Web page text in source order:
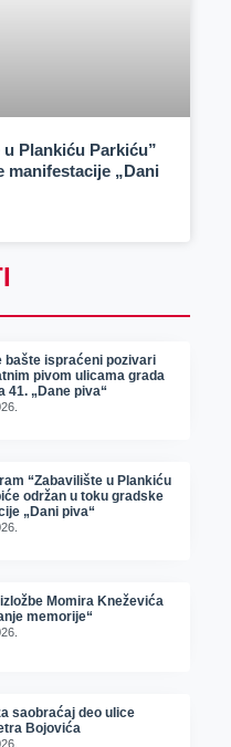
Plankiću Parkiću”
manifestacije „Dani
bašte ispraćeni pozivari
pivom ulicama grada
41. „Dane piva“
“Zabavilište u Plankiću
održan u toku gradske
„Dani piva“
Momira Kneževića
memorije“
saobraćaj deo ulice
Bojovića